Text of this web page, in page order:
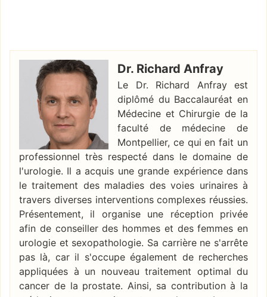
Dr. Richard Anfray
Le Dr. Richard Anfray est
diplômé du Baccalauréat en
Médecine et Chirurgie de la
faculté de médecine de
Montpellier, ce qui en fait un
professionnel très respecté dans le domaine de
l'urologie. Il a acquis une grande expérience dans
le traitement des maladies des voies urinaires à
travers diverses interventions complexes réussies.
Présentement, il organise une réception privée
afin de conseiller des hommes et des femmes en
urologie et sexopathologie. Sa carrière ne s'arrête
pas là, car il s'occupe également de recherches
appliquées à un nouveau traitement optimal du
cancer de la prostate. Ainsi, sa contribution à la